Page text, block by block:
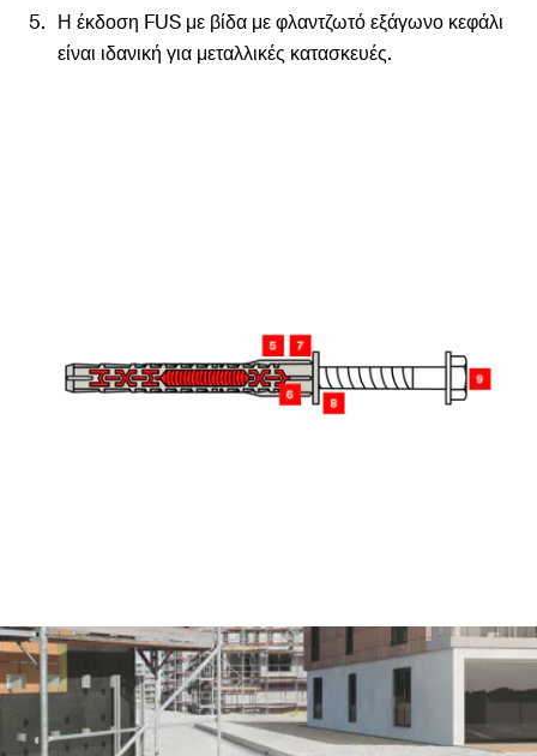
Η έκδοση FUS με βίδα με φλαντζωτό εξάγωνο κεφάλι
είναι ιδανική για μεταλλικές κατασκευές.